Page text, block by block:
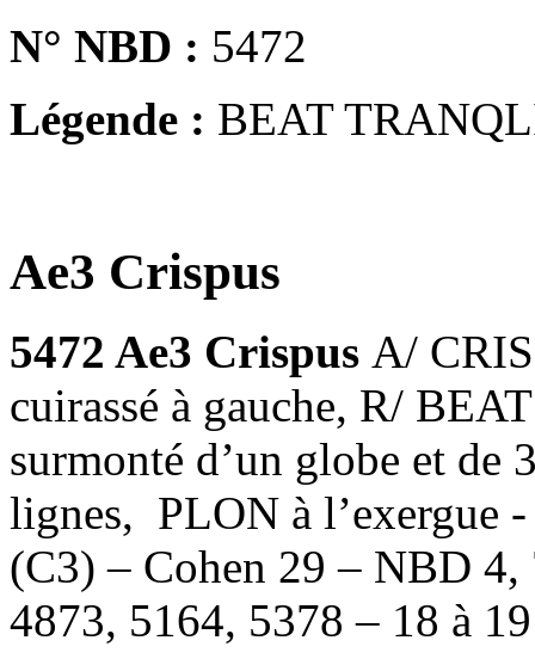
N° NBD : 5472
Légende : BEAT
Ae3 Crispus
5472 Ae3 Crispus A/
cuirassé à gauche, R/
surmonté d’un globe et
lignes, PLON à l’exergue
(C3) – Cohen 29 – NBD
4873, 5164, 5378 – 18 à